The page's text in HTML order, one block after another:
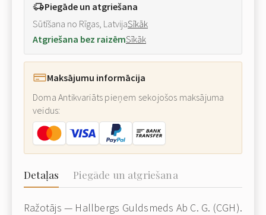
Piegāde un atgriešana
Sūtīšana no Rīgas, LatvijaSīkāk
Atgriešana bez raizēmSīkāk
Maksājumu informācija
Doma Antikvariāts pieņem sekojošos maksājuma
veidus:
Detaļas Piegāde un atgriešana
Ražotājs — Hallbergs Guldsmeds Ab C. G. (CGH).